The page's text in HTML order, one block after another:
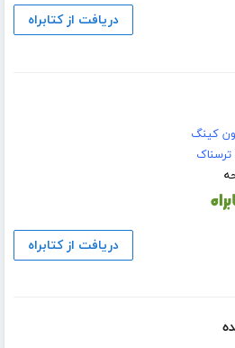
دریافت از کتابراه
کینگ
ترسناک
دریافت از کتابراه